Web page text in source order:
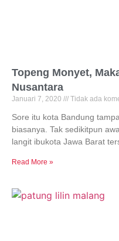
Topeng Monyet,
Nusantara
Januari 7, 2020 Tidak ada
Sore itu kota Bandung
biasanya. Tak sedikitpun
langit ibukota Jawa Barat
Read More »